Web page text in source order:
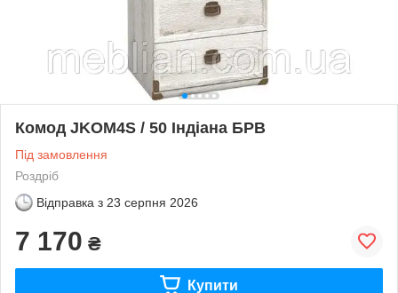
Комод JKOM4S / 50 Індіана БРВ
Під замовлення
Роздріб
Відправка з 23 серпня 2026
7 170 ₴
Купити